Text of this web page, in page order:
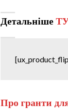
Детальніше
Про гранти